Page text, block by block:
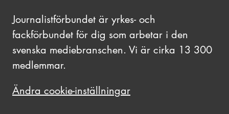
Journalistförbundet är yrkes- och
fackförbundet för dig som arbetar i den
svenska mediebranschen. Vi är cirka 13 300
medlemmar.
Ändra cookie-inställningar